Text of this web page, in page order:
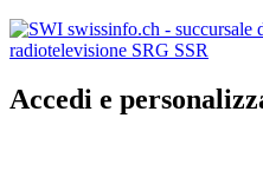
Accedi e